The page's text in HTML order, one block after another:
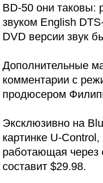
BD-50 они таковы:
звуком English
DVD версии звук
Дополнительные
комментарии с
продюсером
Эксклюзивно на
картинке U-
работающая через
составит $29.98.